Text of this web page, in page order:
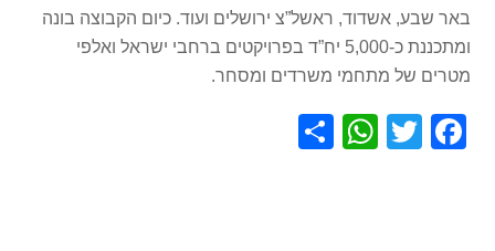
באר שבע, אשדוד, ראשל”צ ירושלים ועוד. כיום הקבוצה בונה
ומתכננת כ-5,000 יח”ד בפרויקטים ברחבי ישראל ואלפי
מטרים של מתחמי משרדים ומסחר.
F
T
W